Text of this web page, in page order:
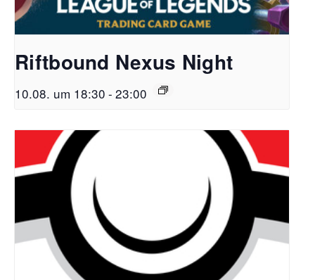
Riftbound Nexus Night
10.08. um 18:30 - 23:00